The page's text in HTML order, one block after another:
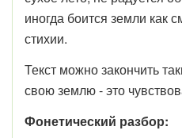
иногда боится земли как
стихии.
Текст можно закончить
свою землю - это
Фонетический разбор: